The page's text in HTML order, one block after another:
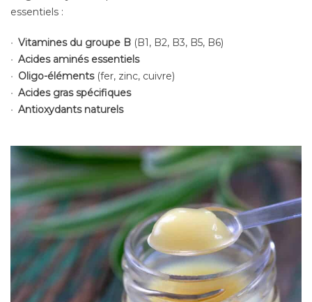
essentiels :
Vitamines du groupe B (B1, B2, B3, B5, B6)
Acides aminés essentiels
Oligo-éléments(fer, zinc, cuivre)
Acides gras spécifiques
Antioxydants naturels